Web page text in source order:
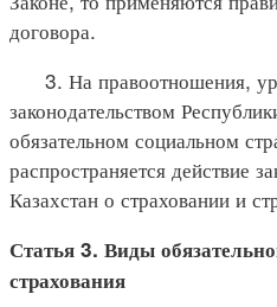
договора.
3. На правоотношения,
законодательством
обязательном социальном
распространяется действие
Казахстан о страховании и
Статья 3. Виды
страхования